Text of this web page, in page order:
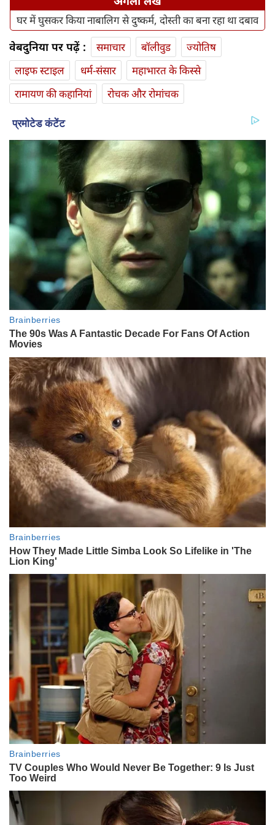
घर में घुसकर किया नाबालिग से दुष्‍कर्म, दोस्‍ती का बना रहा था दबाव
वेबदुनिया पर पढ़ें : समाचार बॉलीवुड
ज्योतिष
लाइफ स्‍टाइल
धर्म-संसार
महाभारत के किस्से
रामायण की कहानियां
रोचक और रोमांचक